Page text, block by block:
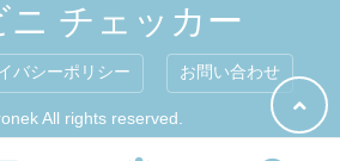
ニ チェッカー
バシーポリシー お問い合わせ
All rights reserved.